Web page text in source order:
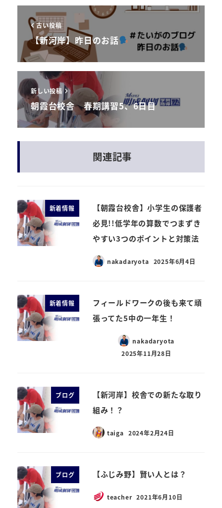
古い投稿
【新河岸】昨日のお話
新しい投稿
朝霞台校舎 春期講習5、6日目
関連記事
新着情報
【朝霞台校舎】小学生の保護者
必見!!低学年の算数でつまずき
やすい3つのポイントと対策法
nakadaryota 2025年6月4日
新着情報
フィールドワークの後も来て頑
張ってた5中の一年生！
nakadaryota
2025年11月28日
ブログ
【新河岸】校舎での新たな取り
組み！？
taiga 2024年2月24日
ブログ 【ふじみ野】賢い人とは？
teacher 2021年6月10日